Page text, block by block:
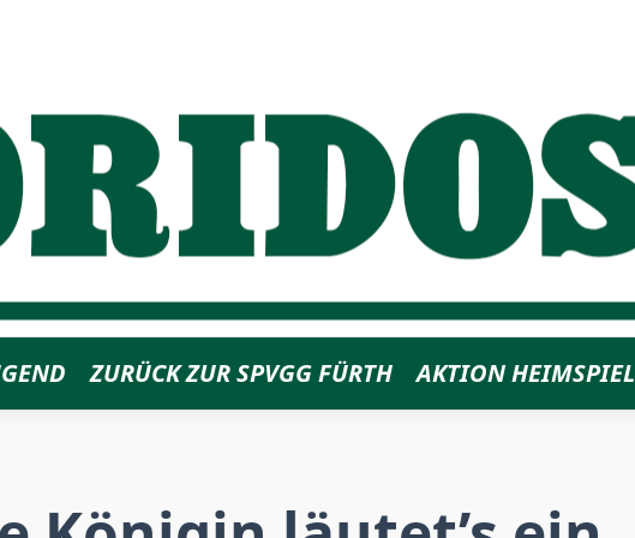
ZURÜCK ZUR SPVGG FÜRTH AKTION HEIMSPIEL